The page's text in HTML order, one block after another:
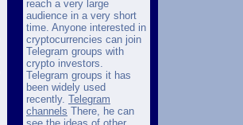
reach a very large
audience in a very short
time. Anyone interested in
cryptocurrencies can join
Telegram groups with
crypto investors.
Telegram groups it has
been widely used
recently. Telegram
channels There, he can